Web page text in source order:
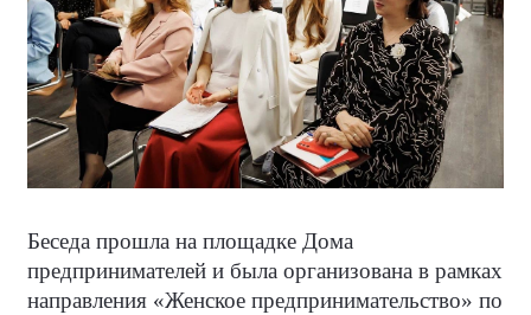
Беседа прошла на площадке Дома
предпринимателей и была организована в рамках
направления «Женское предпринимательство» по